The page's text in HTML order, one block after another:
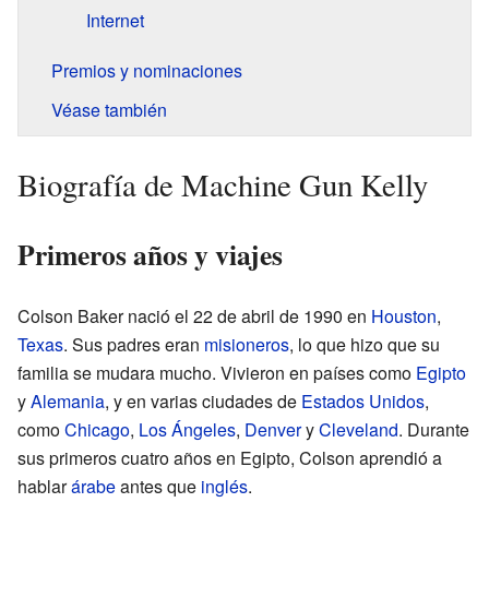
Internet
Premios y nominaciones
Véase también
Biografía de Machine Gun Kelly
Primeros años y viajes
Colson Baker nació el 22 de abril de 1990 en Houston,
Texas. Sus padres eran misioneros, lo que hizo que su
familia se mudara mucho. Vivieron en países como Egipto
yAlemania, y en varias ciudades de Estados Unidos,
comoChicago, Los Ángeles, DenveryCleveland. Durante
sus primeros cuatro años en Egipto, Colson aprendió a
hablarárabeantes que inglés.